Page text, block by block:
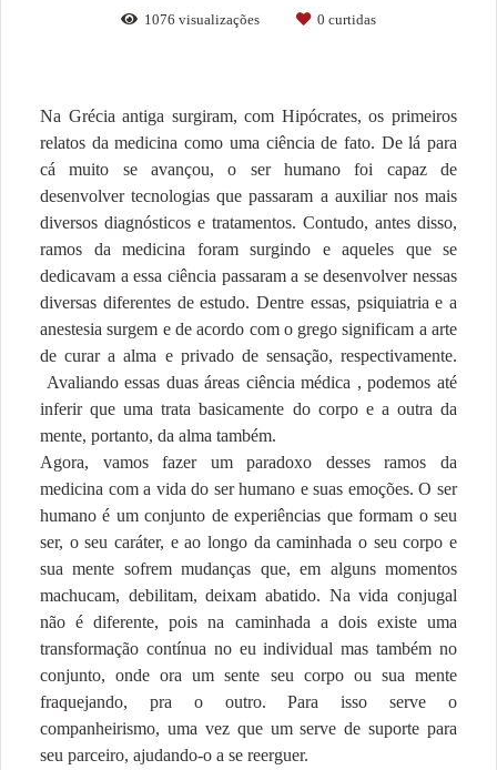
1076 visualizações 0 curtidas
Na Grécia antiga surgiram, com Hipócrates, os primeiros
relatos da medicina como uma ciência de fato. De lá para
cá muito se avançou, o ser humano foi capaz de
desenvolver tecnologias que passaram a auxiliar nos mais
diversos diagnósticos e tratamentos. Contudo, antes disso,
ramos da medicina foram surgindo e aqueles que se
dedicavam a essa ciência passaram a se desenvolver nessas
diversas diferentes de estudo. Dentre essas, psiquiatria e a
anestesia surgem e de acordo com o grego significam a arte
de curar a alma e privado de sensação, respectivamente.
Avaliando essas duas áreas ciência médica , podemos até
inferir que uma trata basicamente do corpo e a outra da
mente, portanto, da alma também.
Agora, vamos fazer um paradoxo desses ramos da
medicina com a vida do ser humano e suas emoções. O ser
humano é um conjunto de experiências que formam o seu
ser, o seu caráter, e ao longo da caminhada o seu corpo e
sua mente sofrem mudanças que, em alguns momentos
machucam, debilitam, deixam abatido. Na vida conjugal
não é diferente, pois na caminhada a dois existe uma
transformação contínua no eu individual mas também no
conjunto, onde ora um sente seu corpo ou sua mente
fraquejando, pra o outro. Para isso serve o
companheirismo, uma vez que um serve de suporte para
seu parceiro, ajudando-o a se reerguer.